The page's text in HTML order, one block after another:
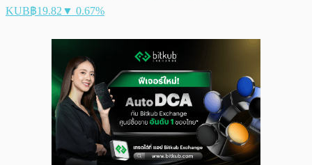
KUB฿19.82 ▼ 0.67%